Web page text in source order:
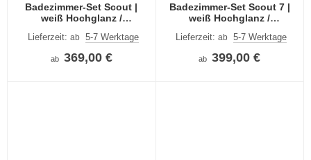
Badezimmer-Set Scout |
weiß Hochglanz /
Beleuchtung
Lieferzeit: ab 5-7 Werktage
ab 369,00 €
Badezimmer-Set Scout 7 |
weiß Hochglanz /
Beleuchtung
Lieferzeit:ab 5-7 Werktage
ab 399,00 €